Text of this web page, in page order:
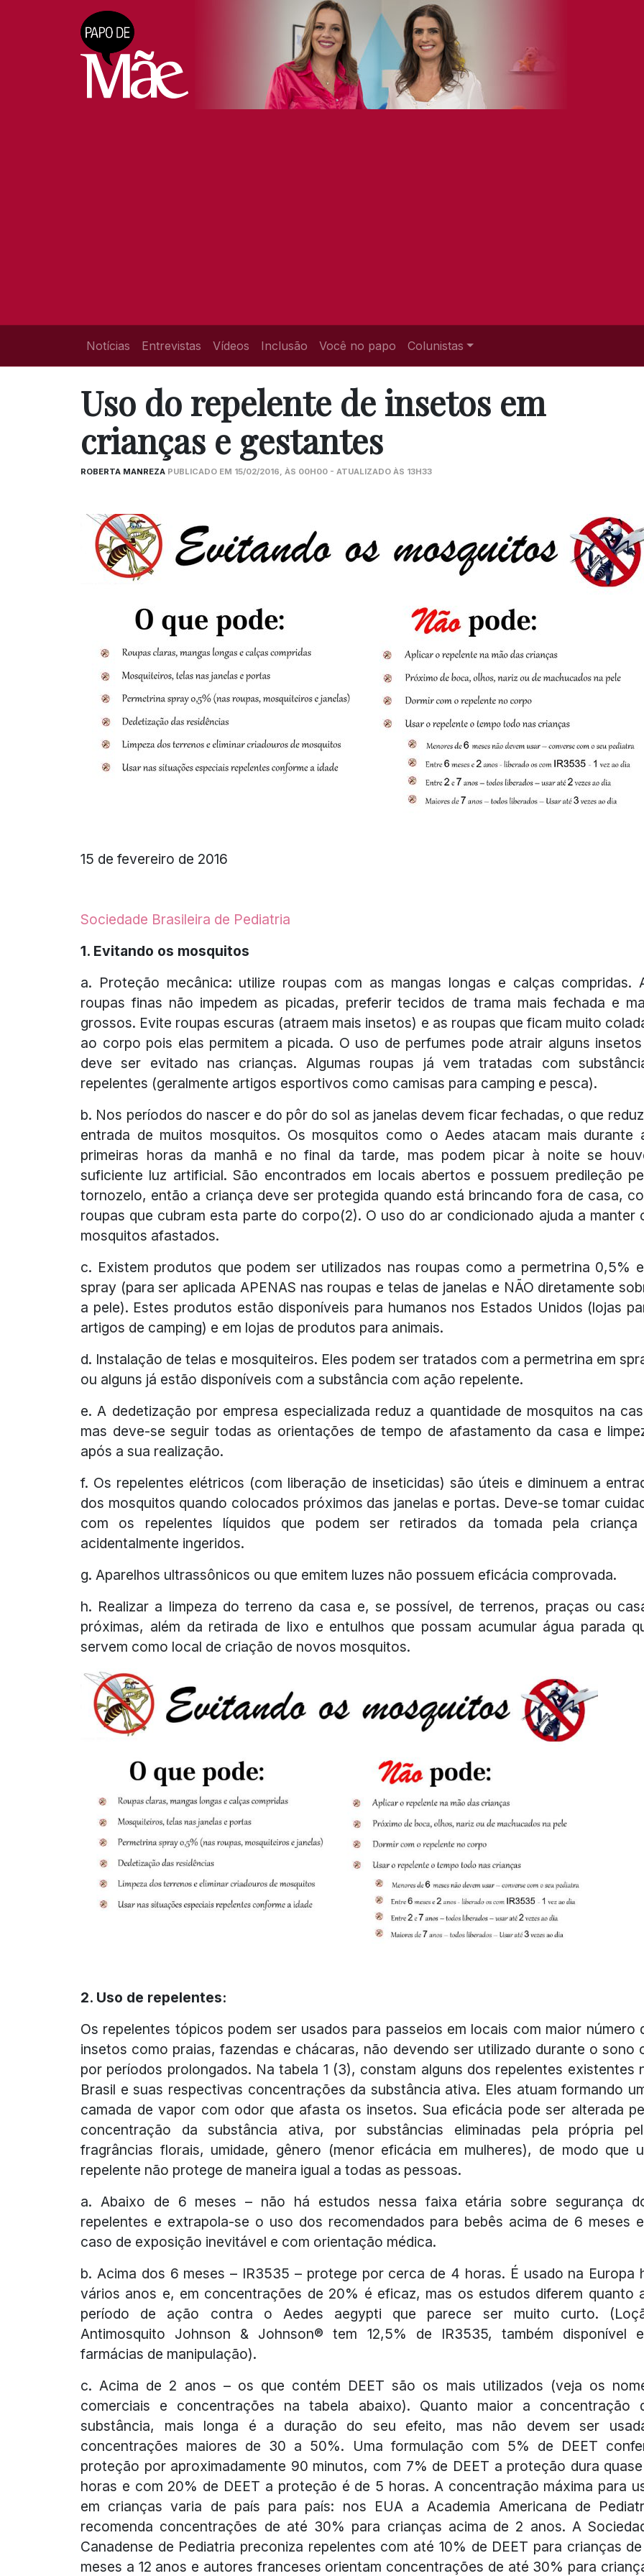
Notícias Entrevistas Vídeos Inclusão Você no papo Colunistas
Uso do repelente de insetos em
crianças e gestantes
ROBERTA MANREZA PUBLICADO EM 15/02/2016, ÀS 00H00 - ATUALIZADO ÀS 13H33
15 de fevereiro de 2016
Sociedade Brasileira de Pediatria
1. Evitando os mosquitos
a. Proteção mecânica: utilize roupas com as mangas longas e calças compridas.
roupas finas não impedem as picadas, preferir tecidos de trama mais fechada e
grossos. Evite roupas escuras (atraem mais insetos) e as roupas que ficam muito
ao corpo pois elas permitem a picada. O uso de perfumes pode atrair alguns
deve ser evitado nas crianças. Algumas roupas já vem tratadas com
repelentes (geralmente artigos esportivos como camisas para camping e pesca).
b. Nos períodos do nascer e do pôr do sol as janelas devem ficar fechadas, o que
entrada de muitos mosquitos. Os mosquitos como o Aedes atacam mais durante
primeiras horas da manhã e no final da tarde, mas podem picar à noite se
suficiente luz artificial. São encontrados em locais abertos e possuem predileção
tornozelo, então a criança deve ser protegida quando está brincando fora de casa,
roupas que cubram esta parte do corpo(2). O uso do ar condicionado ajuda a manter
mosquitos afastados.
c. Existem produtos que podem ser utilizados nas roupas como a permetrina 0,5%
spray (para ser aplicada APENAS nas roupas e telas de janelas e NÃO diretamente
a pele). Estes produtos estão disponíveis para humanos nos Estados Unidos (lojas
artigos de camping) e em lojas de produtos para animais.
d. Instalação de telas e mosquiteiros. Eles podem ser tratados com a permetrina em
ou alguns já estão disponíveis com a substância com ação repelente.
e. A dedetização por empresa especializada reduz a quantidade de mosquitos na
mas deve-se seguir todas as orientações de tempo de afastamento da casa e
após a sua realização.
f. Os repelentes elétricos (com liberação de inseticidas) são úteis e diminuem a
dos mosquitos quando colocados próximos das janelas e portas. Deve-se tomar
com os repelentes líquidos que podem ser retirados da tomada pela
acidentalmente ingeridos.
g. Aparelhos ultrassônicos ou que emitem luzes não possuem eficácia comprovada.
h. Realizar a limpeza do terreno da casa e, se possível, de terrenos, praças ou
próximas, além da retirada de lixo e entulhos que possam acumular água parada
servem como local de criação de novos mosquitos.
2. Uso de repelentes:
Os repelentes tópicos podem ser usados para passeios em locais com maior número
insetos como praias, fazendas e chácaras, não devendo ser utilizado durante o sono
por períodos prolongados. Na tabela 1 (3), constam alguns dos repelentes existentes
Brasil e suas respectivas concentrações da substância ativa. Eles atuam formando
camada de vapor com odor que afasta os insetos. Sua eficácia pode ser alterada
concentração da substância ativa, por substâncias eliminadas pela própria
fragrâncias florais, umidade, gênero (menor eficácia em mulheres), de modo que
repelente não protege de maneira igual a todas as pessoas.
a. Abaixo de 6 meses – não há estudos nessa faixa etária sobre segurança
repelentes e extrapola-se o uso dos recomendados para bebês acima de 6 meses
caso de exposição inevitável e com orientação médica.
b. Acima dos 6 meses – IR3535 – protege por cerca de 4 horas. É usado na Europa
vários anos e, em concentrações de 20% é eficaz, mas os estudos diferem quanto
período de ação contra o Aedes aegypti que parece ser muito curto.
Antimosquito Johnson & Johnson® tem 12,5% de IR3535, também disponível
farmácias de manipulação).
c. Acima de 2 anos – os que contém DEET são os mais utilizados (veja os
comerciais e concentrações na tabela abaixo). Quanto maior a concentração
substância, mais longa é a duração do seu efeito, mas não devem ser
concentrações maiores de 30 a 50%. Uma formulação com 5% de DEET
proteção por aproximadamente 90 minutos, com 7% de DEET a proteção dura
horas e com 20% de DEET a proteção é de 5 horas. A concentração máxima para
em crianças varia de país para país: nos EUA a Academia Americana de
recomenda concentrações de até 30% para crianças acima de 2 anos. A
Canadense de Pediatria preconiza repelentes com até 10% de DEET para crianças
meses a 12 anos e autores franceses orientam concentrações de até 30% para